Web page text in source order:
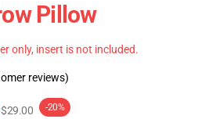
Pillow
only, insert is not included.
reviews)
$29.00 -20%